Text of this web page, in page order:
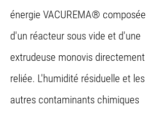
énergie VACUREMA® composée
d'un réacteur sous vide et d'une
extrudeuse monovis directement
reliée. L'humidité résiduelle et les
autres contaminants chimiques